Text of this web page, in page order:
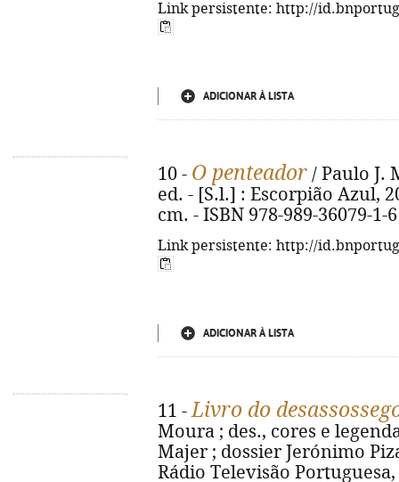
Link persistente: http://
ADICIONAR À LISTA
10 - O penteador / Paulo J.
ed. - [S.l.] : Escorpião Azul,
cm. - ISBN 978-989-36079-1-6
Link persistente: http://
ADICIONAR À LISTA
11 -Livro do
Moura ; des., cores e
Majer ; dossier Jerónimo
Rádio Televisão